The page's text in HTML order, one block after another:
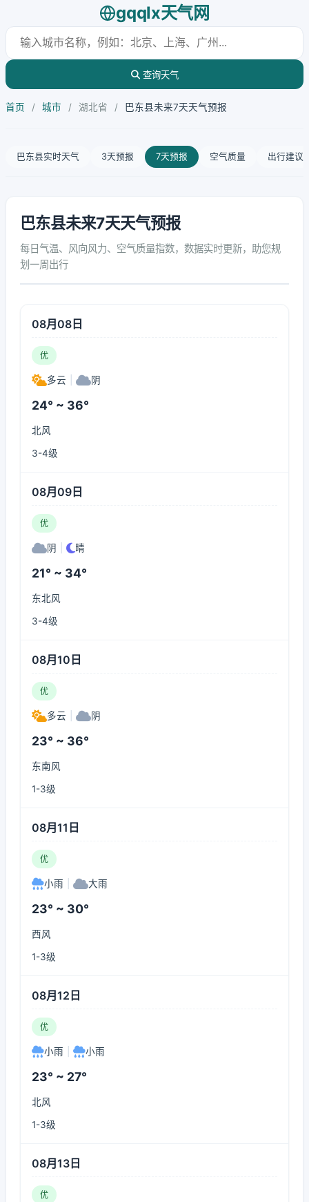
gqqlx天气网
查询天气
首页 / 城市 / 湖北省 / 巴东县未来7天天气预报
巴东县实时天气 3天预报 7天预报 空气质量 出行建议
巴东县未来7天天气预报
每日气温、风向风力、空气质量指数，数据实时更新，助您规
划一周出行
08月08日
优
多云 阴
24° ~ 36°
北风
3-4级
08月09日
优
阴 晴
21° ~ 34°
东北风
3-4级
08月10日
优
多云 阴
23° ~ 36°
东南风
1-3级
08月11日
优
小雨 大雨
23° ~ 30°
西风
1-3级
08月12日
优
小雨 小雨
23° ~ 27°
北风
1-3级
08月13日
优